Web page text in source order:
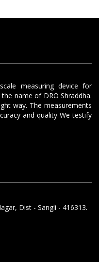
measuring device for
name of DRO Shraddha.
way. The measurements
and quality We testify
Dist - Sangli - 416313.